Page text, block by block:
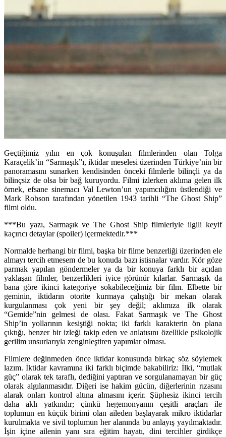
Geçtiğimiz yılın en çok konuşulan filmlerinden olan Tolga
Karaçelik’in “Sarmaşık”ı, iktidar meselesi üzerinden Türkiye’nin bir
panoramasını sunarken kendisinden önceki filmlerle bilinçli ya da
bilinçsiz de olsa bir bağ kuruyordu. Filmi izlerken aklıma gelen ilk
örnek, efsane sinemacı Val Lewton’un yapımcılığını üstlendiği ve
Mark Robson tarafından yönetilen 1943 tarihli “The Ghost Ship”
filmi oldu.
***Bu yazı, Sarmaşık ve The Ghost Ship filmleriyle ilgili keyif
kaçırıcı detaylar (spoiler) içermektedir.***
Normalde herhangi bir filmi, başka bir filme benzerliği üzerinden ele
almayı tercih etmesem de bu konuda bazı istisnalar vardır. Kör göze
parmak yapılan göndermeler ya da bir konuya farklı bir açıdan
yaklaşan filmler, benzerlikleri iyice görünür kılarlar. Sarmaşık da
bana göre ikinci kategoriye sokabileceğimiz bir film. Elbette bir
geminin, iktidarın otorite kurmaya çalıştığı bir mekan olarak
kurgulanması çok yeni bir şey değil; aklımıza ilk olarak
“Gemide”nin gelmesi de olası. Fakat Sarmaşık ve The Ghost
Ship’in yollarının kesiştiği nokta; iki farklı karakterin ön plana
çıktığı, benzer bir izleği takip eden ve anlatısını özellikle psikolojik
gerilim unsurlarıyla zenginleştiren yapımlar olması.
Filmlere değinmeden önce iktidar konusunda birkaç söz söylemek
lazım. İktidar kavramına iki farklı biçimde bakabiliriz: İlki, “mutlak
güç” olarak tek taraflı, dediğini yaptıran ve sorgulanamayan bir güç
olarak algılanmasıdır. Diğeri ise hakim gücün, diğerlerinin rızasını
alarak onları kontrol altına almasını içerir. Şüphesiz ikinci tercih
daha aklı yatkındır; çünkü hegemonyanın çeşitli araçları ile
toplumun en küçük birimi olan aileden başlayarak mikro iktidarlar
kurulmakta ve sivil toplumun her alanında bu anlayış yayılmaktadır.
İşin içine ailenin yanı sıra eğitim hayatı, dini tercihler girdikçe